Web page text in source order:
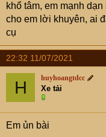
e
r
khổ tâm, em mạnh
cho em lời khuyên, ai
cụ
22:32 11/07/2021
H huyhoangtdcc
Xe tải
Em ủn bài